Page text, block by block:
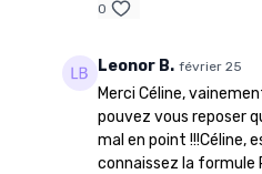
0
Leonor B. février 25
Merci Céline,
pouvez vous reposer
mal en point !!!Céline,
connaissez la formule